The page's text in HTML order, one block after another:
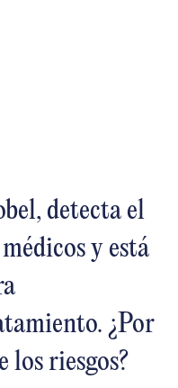
detecta el
y está
¿Por
los riesgos?